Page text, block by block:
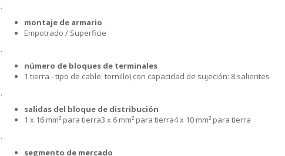
.
montaje de armario
Empotrado / Superficie
.
número de bloques de terminales
1 tierra - tipo de cable: tornillo) con capacidad de sujeción: 8 salientes
.
salidas del bloque de distribución
1 x 16 mm² para tierra3 x 6 mm² para tierra4 x 10 mm² para tierra
.
segmento de mercado